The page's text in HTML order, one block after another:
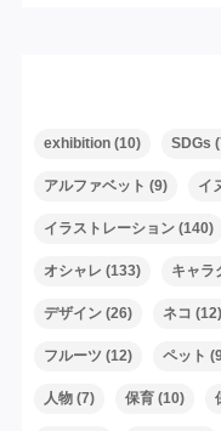
exhibition(10) SDGs
アルファベット (9) イ
イラストレーション(140)
オシャレ (133) キャラ
デザイン(26) ネコ (12)
フルーツ (12) ペット
人物(7) 保育(10)